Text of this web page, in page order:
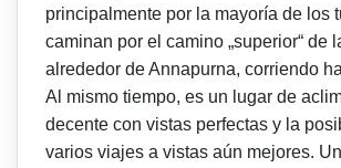
principalmente por la mayoría de los
caminan por el camino „superior“ de
alrededor de Annapurna, corriendo
Al mismo tiempo, es un lugar de
decente con vistas perfectas y la
varios viajes a vistas aún mejores.